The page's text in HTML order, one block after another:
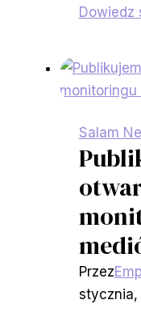
Dowiedz
Salam
Przez
stycznia,